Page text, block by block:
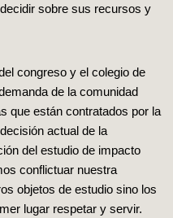
sobre sus recursos y
congreso y el colegio de
de la comunidad
que están contratados por la
actual de la
del estudio de impacto
conflictuar nuestra
objetos de estudio sino los
lugar respetar y servir.